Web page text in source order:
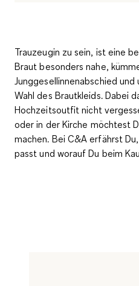
Trauzeugin zu sein, ist eine
Braut besonders nahe,
Junggesellinnenabschied
Wahl des Brautkleids. Dabei
Hochzeitsoutfit nicht
oder in der Kirche möchtest
machen. Bei C&A erfährst
passt und worauf Du beim